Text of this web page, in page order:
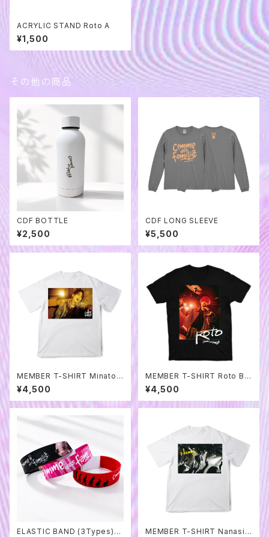
ACRYLIC STAND Roto A
¥1,500
その他の商品
CDF BOTTLE
¥2,500
CDF LONG SLEEVE
¥5,500
MEMBER T-SHIRT Minato!!
White
¥4,500
MEMBER T-SHIRT Roto Bla
ck
¥4,500
ELASTIC BAND (3Types)
MEMBER T-SHIRT Nanasi